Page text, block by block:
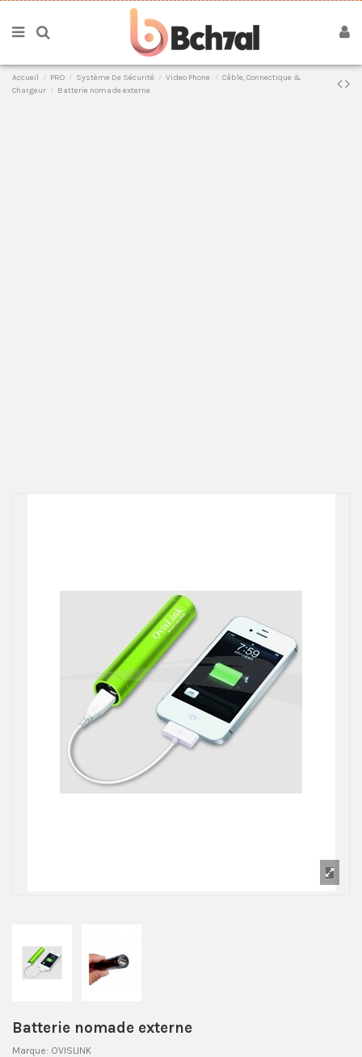
Accueil PRO Système De Sécurité Video Phone
Câble, Connectique &
Chargeur
Batterie nomade externe
Batterie nomade externe
Marque: OVISLINK